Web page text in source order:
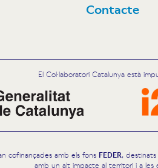
Contacte
El Col·laboratori Catalunya està
cofinançades amb els fons FEDER, destinats
amb un alt impacte al territori i a les